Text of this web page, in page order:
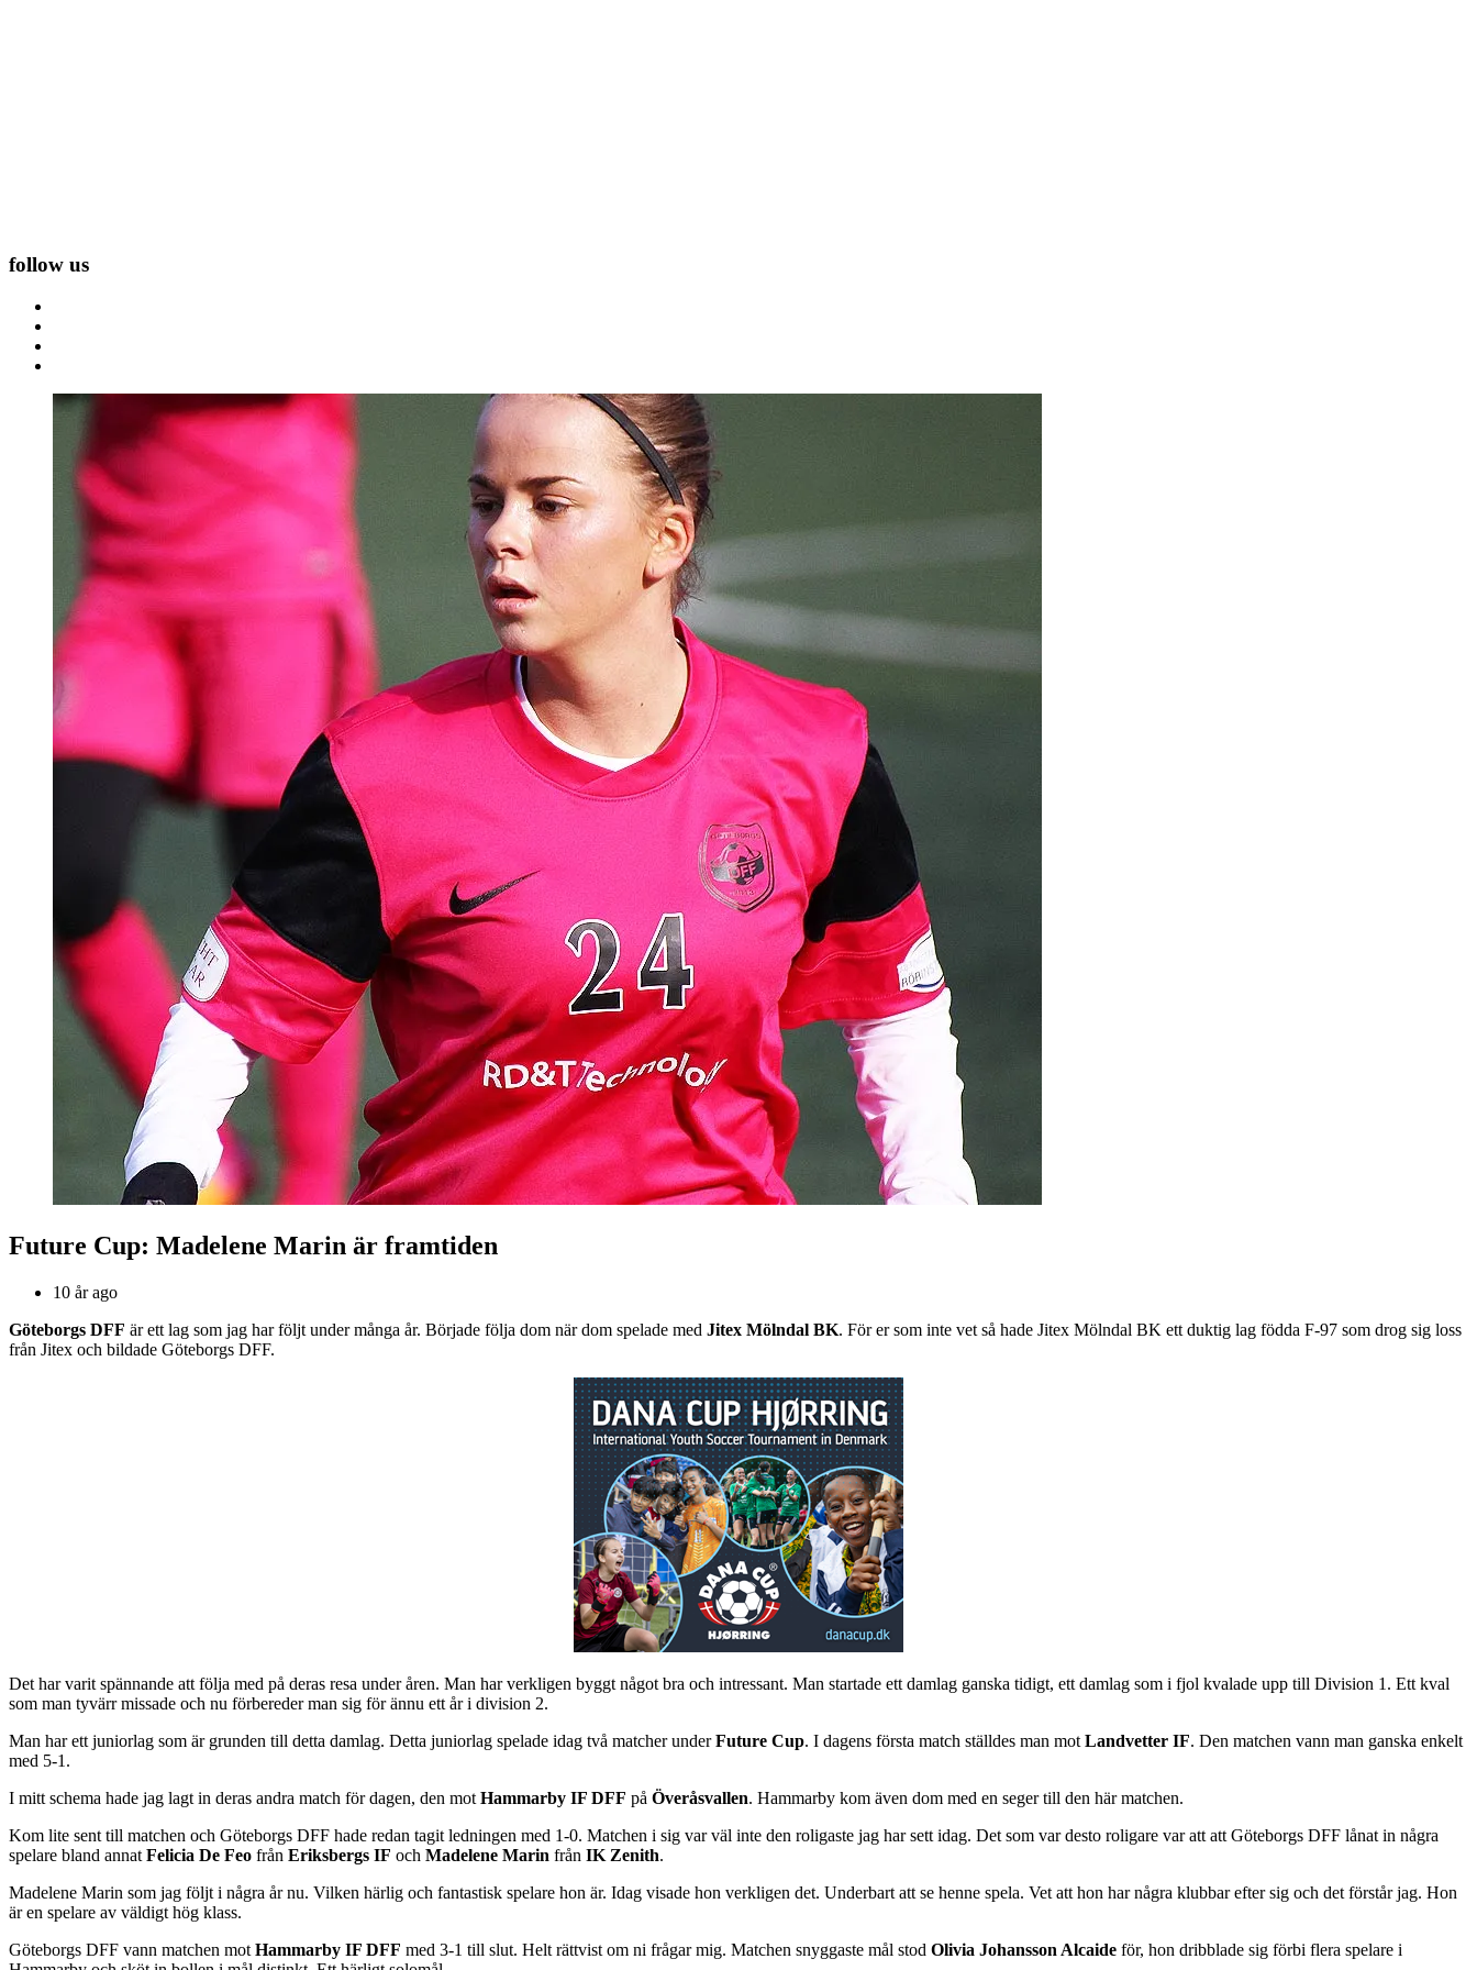
follow us
Future Cup: Madelene Marin är framtiden
10 år ago
Göteborgs DFF är ett lag som jag har följt under många år. Började följa dom när dom spelade med Jitex Mölndal BK. För er som inte vet så hade Jitex Mölndal BK ett duktig lag födda F-97 som drog sig loss
från Jitex och bildade Göteborgs DFF.
Det har varit spännande att följa med på deras resa under åren. Man har verkligen byggt något bra och intressant. Man startade ett damlag ganska tidigt, ett damlag som i fjol kvalade upp till Division 1. Ett kval
som man tyvärr missade och nu förbereder man sig för ännu ett år i division 2.
Man har ett juniorlag som är grunden till detta damlag. Detta juniorlag spelade idag två matcher underFuture Cup. I dagens första match ställdes man mot Landvetter IF. Den matchen vann man ganska enkelt
med 5-1.
I mitt schema hade jag lagt in deras andra match för dagen, den mot Hammarby IF DFF på Överåsvallen. Hammarby kom även dom med en seger till den här matchen.
Kom lite sent till matchen och Göteborgs DFF hade redan tagit ledningen med 1-0. Matchen i sig var väl inte den roligaste jag har sett idag. Det som var desto roligare var att att Göteborgs DFF lånat in några
spelare bland annat Felicia De Feo från Eriksbergs IF och Madelene Marin från IK Zenith.
Madelene Marin som jag följt i några år nu. Vilken härlig och fantastisk spelare hon är. Idag visade hon verkligen det. Underbart att se henne spela. Vet att hon har några klubbar efter sig och det förstår jag. Hon
är en spelare av väldigt hög klass.
Göteborgs DFF vann matchen mot Hammarby IF DFF med 3-1 till slut. Helt rättvist om ni frågar mig. Matchen snyggaste mål stod Olivia Johansson Alcaide för, hon dribblade sig förbi flera spelare i